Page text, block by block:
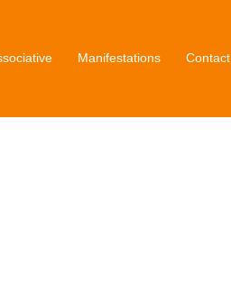
Manifestations Contact